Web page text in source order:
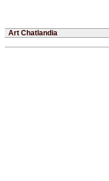
Art Chatlandia